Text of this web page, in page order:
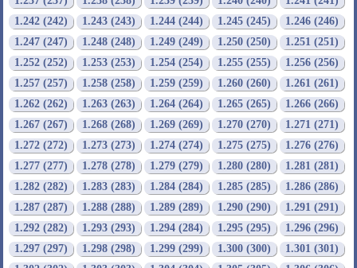
1.242 (242)
1.243 (243) 1.244 (244) 1.245 (245)
1.246 (246)
1.247 (247)
1.248 (248) 1.249 (249) 1.250 (250)
1.251 (251)
1.252 (252)
1.253 (253) 1.254 (254) 1.255 (255)
1.256 (256)
1.257 (257)
1.258 (258) 1.259 (259) 1.260 (260)
1.261 (261)
1.262 (262)
1.263 (263) 1.264 (264) 1.265 (265)
1.266 (266)
1.267 (267)
1.268 (268) 1.269 (269) 1.270 (270)
1.271 (271)
1.272 (272)
1.273 (273) 1.274 (274) 1.275 (275)
1.276 (276)
1.277 (277)
1.278 (278) 1.279 (279) 1.280 (280)
1.281 (281)
1.282 (282)
1.283 (283) 1.284 (284) 1.285 (285)
1.286 (286)
1.287 (287)
1.288 (288) 1.289 (289) 1.290 (290)
1.291 (291)
1.292 (282)
1.293 (293) 1.294 (284) 1.295 (295)
1.296 (296)
1.297 (297)
1.298 (298) 1.299 (299) 1.300 (300)
1.301 (301)